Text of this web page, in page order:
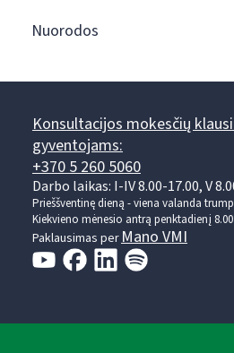
Nuorodos
Konsultacijos mokesčių
gyventojams:
+370 5 260 5060
Darbo laikas: I-IV 8.00-17.00, V
Prieššventinę dieną - viena valanda
Kiekvieno mėnesio antrą penktadienį 8.00
Paklausimas perMano VMI